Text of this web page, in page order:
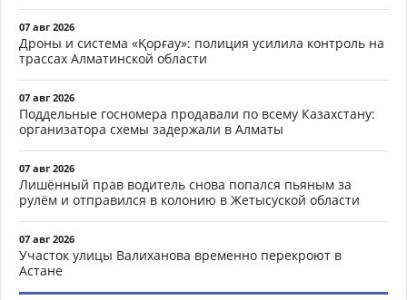
07 авг 2026
Дроны и система «Қорғау»: полиция усилила контроль на
трассах Алматинской области
07 авг 2026
Поддельные госномера продавали по всему Казахстану:
организатора схемы задержали в Алматы
07 авг 2026
Лишённый прав водитель снова попался пьяным за
рулём и отправился в колонию в Жетысуской области
07 авг 2026
Участок улицы Валиханова временно перекроют в
Астане